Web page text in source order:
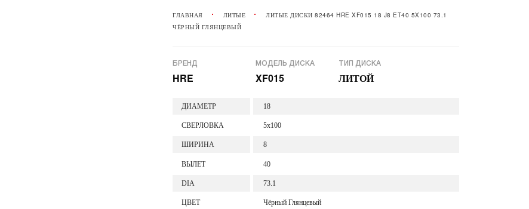
ГЛАВНАЯ ЛИТЫЕ
ЛИТЫЕ ДИСКИ 82464 HRE XF015 18 J8 ET40 5X100 73.1
ЧЁРНЫЙ ГЛЯНЦЕВЫЙ
БРЕНД
HRE
МОДЕЛЬ ДИСКА
XF015
ТИП ДИСКА
ЛИТОЙ
ДИАМЕТР 18
СВЕРЛОВКА 5x100
ШИРИНА 8
ВЫЛЕТ 40
DIA 73.1
ЦВЕТ Чёрный Глянцевый